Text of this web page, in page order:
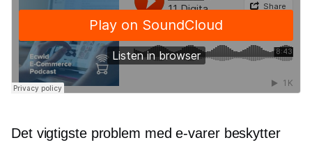
Det vigtigste problem mede-varerbeskytter